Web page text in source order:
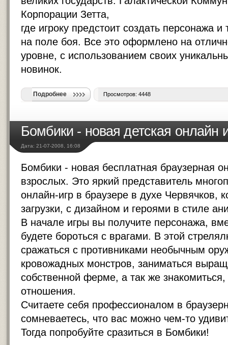
Корпорации Зетта,
где игроку предстоит создать персонажа и
на поле боя. Все это оформлено на
уровне, с использованием своих
новинок.
Подробнее Просмотров: 4448
Бомбики - новая детская онлайн
Дата: 21-07-2008, 16:08
Бомбики - новая бесплатная браузерная
взрослых. Это яркий представитель
онлайн-игр в браузере в духе Червячков,
загрузки, с дизайном и героями в стиле
В начале игры вы получите персонажа,
будете бороться с врагами. В этой
сражаться с противниками необычным
кровожадных монстров, заниматься
собственной ферме, а так же знакомиться,
отношения.
Считаете себя профессионалом в
сомневаетесь, что вас можно чем-то
Тогда попробуйте сразиться в Бомбики!